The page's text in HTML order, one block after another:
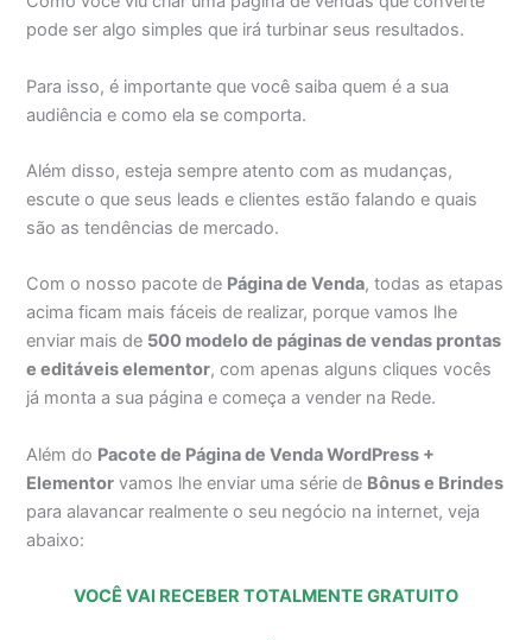
pode ser algo simples que irá turbinar seus resultados.
Para isso, é importante que você saiba quem é a sua
audiência e como ela se comporta.
Além disso, esteja sempre atento com as mudanças,
escute o que seus leads e clientes estão falando e quais
são as tendências de mercado.
Com o nosso pacote de Página de Venda, todas as etapas
acima ficam mais fáceis de realizar, porque vamos lhe
enviar mais de 500 modelo de páginas de vendas prontas
e editáveis elementor, com apenas alguns cliques vocês
já monta a sua página e começa a vender na Rede.
Além do Pacote de Página de Venda WordPress +
Elementor vamos lhe enviar uma série de Bônus e Brindes
para alavancar realmente o seu negócio na internet, veja
abaixo:
VOCÊ VAI RECEBER TOTALMENTE GRATUITO